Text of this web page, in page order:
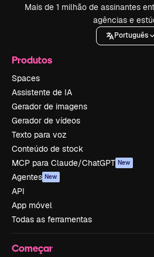
Mais de 1 milhão de assinantes
agências e
Português
Produtos
Spaces
Assistente de IA
Gerador de imagens
Gerador de vídeos
Texto para voz
Conteúdo de stock
MCP para Claude/ChatGPT New
Agentes New
API
App móvel
Todas as ferramentas
Começar